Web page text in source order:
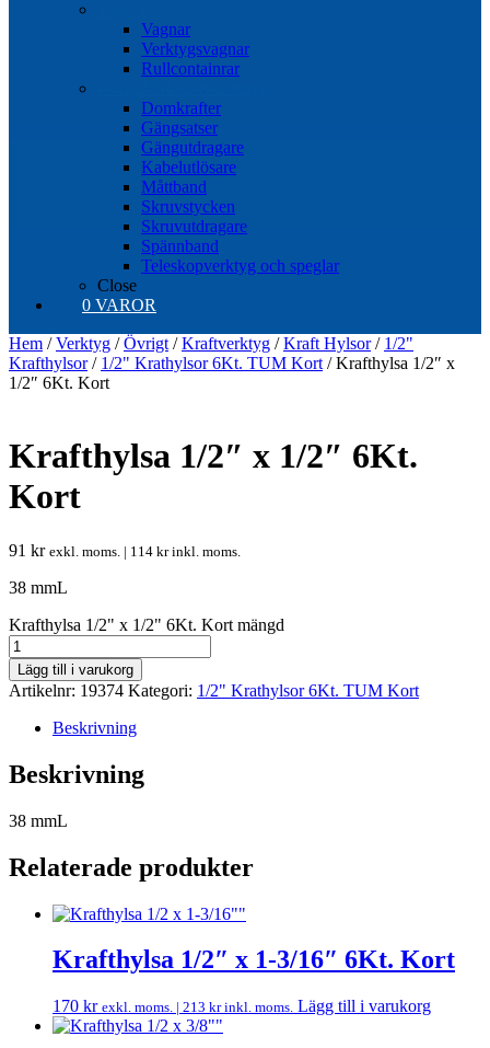
Vagnar
Verktygsvagnar
Rullcontainrar
Domkrafter
Gängsatser
Gängutdragare
Kabelutlösare
Måttband
Skruvstycken
Skruvutdragare
Spännband
Teleskopverktyg och speglar
Close
0 VAROR
Hem /Verktyg /Övrigt /Kraftverktyg /Kraft Hylsor/ 1/2"
Krafthylsor/ 1/2" Krathylsor 6Kt. TUM Kort / Krafthylsa 1/2″ x
1/2″ 6Kt. Kort
Krafthylsa 1/2″ x 1/2″ 6Kt.
Kort
91 kr exkl. moms. | 114 krinkl. moms.
38 mmL
Krafthylsa 1/2" x 1/2" 6Kt. Kort mängd
Lägg till i varukorg
Artikelnr: 19374 Kategori: 1/2" Krathylsor 6Kt. TUM Kort
Beskrivning
Beskrivning
38 mmL
Relaterade produkter
Krafthylsa 1/2″ x 1-3/16″ 6Kt. Kort
170 kr exkl. moms. | 213 krinkl. moms. Lägg till i varukorg